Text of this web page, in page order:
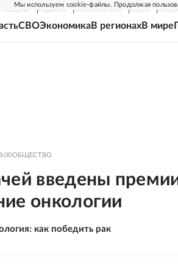
Мы используем cookie-файлы. Продолжая
НЕДЕЛЯ РОДИНА ПРИЛОЖЕНИЯ СОЮЗ
СВОЭкономикаВ регионахВ мире
ОБЩЕСТВО
введены
онкологии
как победить рак